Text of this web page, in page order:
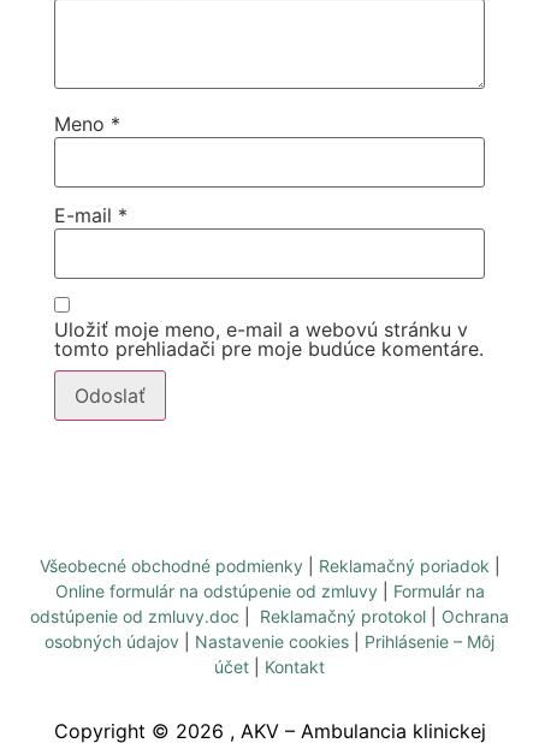
Meno *
E-mail *
Uložiť moje meno, e-mail a webovú stránku v
tomto prehliadači pre moje budúce komentáre.
Všeobecné obchodné podmienky| Reklamačný poriadok
Online formulár na odstúpenie od zmluvy| Formulár na
odstúpenie od zmluvy.doc
Reklamačný protokol
Ochrana
osobných údajov
Nastavenie cookies
Prihlásenie – Môj
účet
Kontakt
Copyright © 2026 , AKV – Ambulancia klinickej